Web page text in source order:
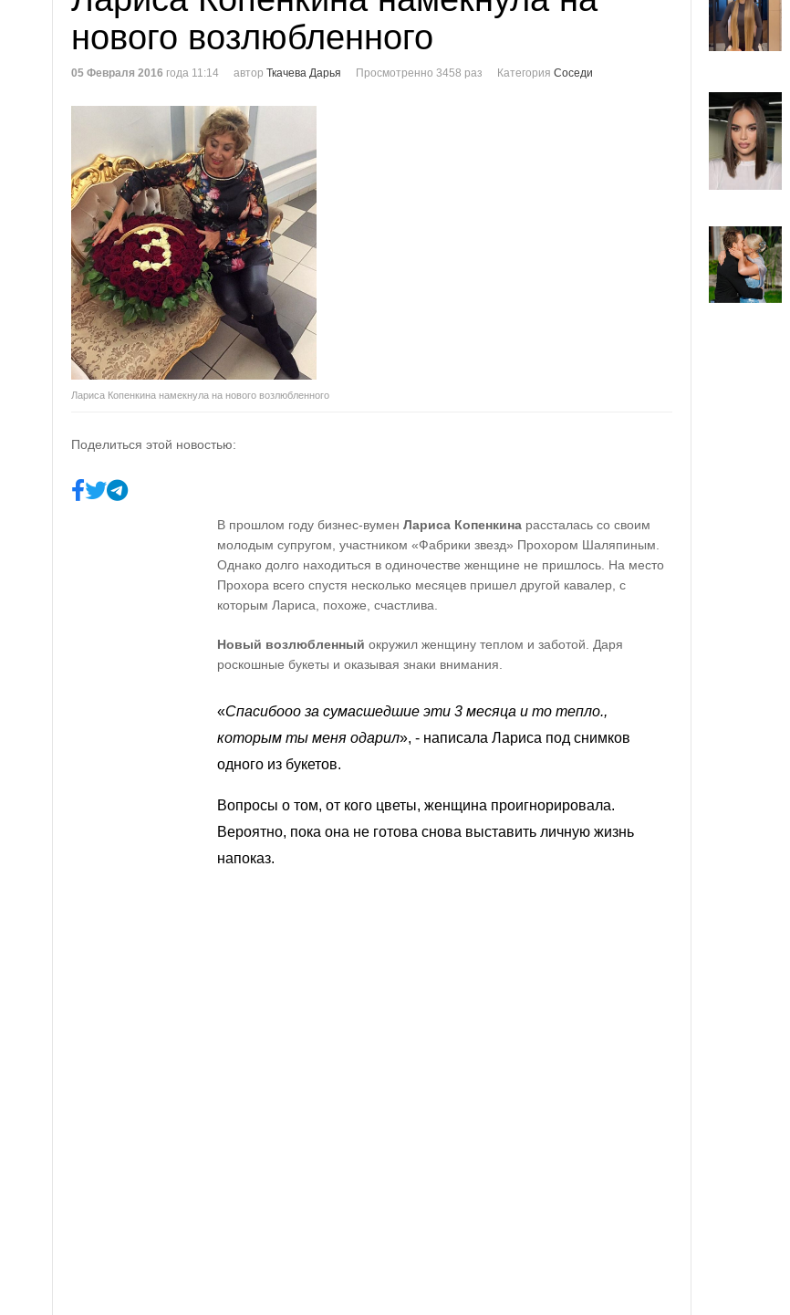
нового возлюбленного
05 Февраля 2016 года 11:14 автор Ткачева Дарья Просмотренно 3458 раз Категория Соседи
Лариса Копенкина намекнула на нового возлюбленного
Поделиться этой новостью:
В прошлом году бизнес-вумен Лариса Копенкина рассталась со своим
молодым супругом, участником «Фабрики звезд» Прохором Шаляпиным.
Однако долго находиться в одиночестве женщине не пришлось. На место
Прохора всего спустя несколько месяцев пришел другой кавалер, с
которым Лариса, похоже, счастлива.
Новый возлюбленный окружил женщину теплом и заботой. Даря
роскошные букеты и оказывая знаки внимания.
«Спасибооо за сумасшедшие эти 3 месяца и то тепло.,
которым ты меня одарил», - написала Лариса под снимков
одного из букетов.
Вопросы о том, от кого цветы, женщина проигнорировала.
Вероятно, пока она не готова снова выставить личную жизнь
напоказ.